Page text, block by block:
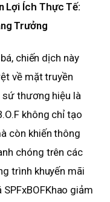
Lợi Ích Thực Tế:
Trưởng
chiến dịch này
về mặt truyền
sứ thương hiệu là
không chỉ tạo
còn khiến thông
chóng trên các
trình khuyến mãi
giảm